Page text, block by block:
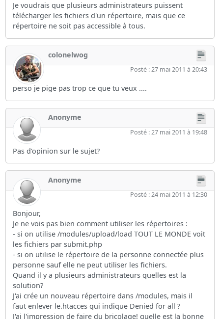
Je voudrais que plusieurs administrateurs puissent
télécharger les fichiers d'un répertoire, mais que ce
répertoire ne soit pas accessible à tous.
colonelwog
Posté : 27 mai 2011 à 20:43
perso je pige pas trop ce que tu veux ....
Anonyme
Posté : 27 mai 2011 à 19:48
Pas d'opinion sur le sujet?
Anonyme
Posté : 24 mai 2011 à 12:30
Bonjour,
Je ne vois pas bien comment utiliser les répertoires :
- si on utilise /modules/upload/load TOUT LE MONDE voit
les fichiers par submit.php
- si on utilise le répertoire de la personne connectée plus
personne sauf elle ne peut utiliser les fichiers.
Quand il y a plusieurs administrateurs quelles est la
solution?
J'ai crée un nouveau répertoire dans /modules, mais il
faut enlever le.htacces qui indique Denied for all ?
J'ai l'impression de faire du bricolage! quelle est la bonne